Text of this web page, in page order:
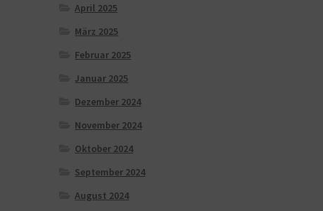
April 2025
März 2025
Februar 2025
Januar 2025
Dezember 2024
November 2024
Oktober 2024
September 2024
August 2024